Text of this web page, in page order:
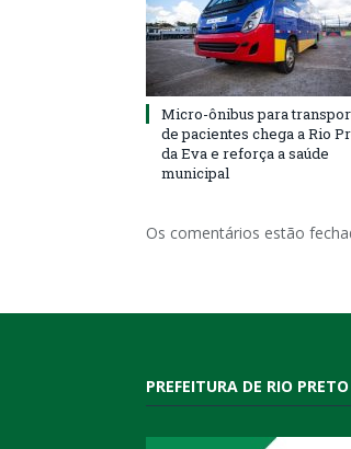
Micro-ônibus para
de pacientes chega a Rio
da Eva e reforça a saúde
municipal
Os comentários estão
PREFEITURA DE RIO